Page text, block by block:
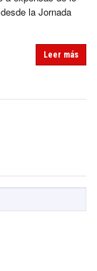
la Jornada
Leer más